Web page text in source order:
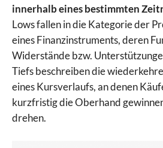
innerhalb eines bestimmten
Lows fallen in die Kategorie der
eines Finanzinstruments, deren
Widerstände bzw.
Tiefs beschreiben die
eines Kursverlaufs, an denen
kurzfristig die Oberhand
drehen.